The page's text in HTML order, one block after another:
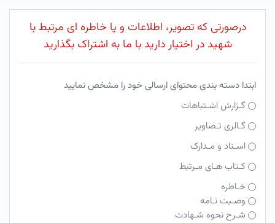
درصورتی که تصویر، اطلاعات و یا خاطره ای مرتبط با
شهید در اختیار دارید با ما به اشتراک بگذارید
ابتدا دسته بندی محتوای ارسالی خود را مشخص نمایید
گـزارش اشـتباهات
گـالری تـصاویر
اسـناد و مـدارک
کـتاب هـای مـرتبط
خـاطره
وصـیت نـامه
شـرح نحوه شـهادت